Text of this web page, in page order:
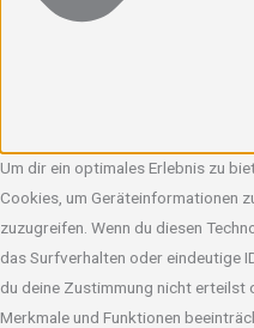
Um dir ein optimales Erlebnis zu
Cookies, um Geräteinformationen
zuzugreifen. Wenn du diesen
das Surfverhalten oder eindeutige
du deine Zustimmung nicht
Merkmale und Funktionen